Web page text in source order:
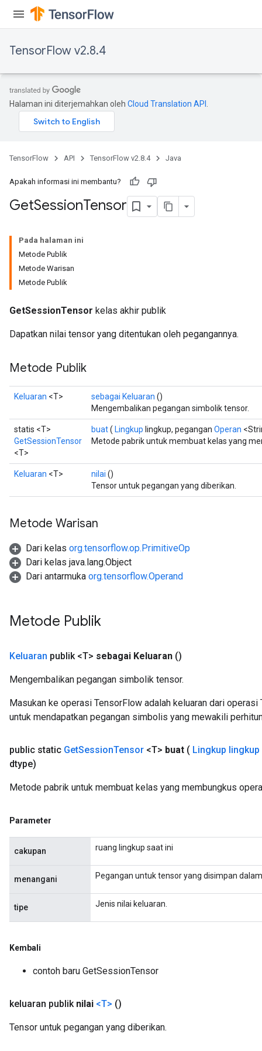
TensorFlow v2.8.4
Halaman ini diterjemahkan oleh Cloud Translation API
TensorFlow API TensorFlow v2.8.4 Java
Apakah informasi ini membantu?
GetSessionTensor
Pada halaman ini
Metode Publik
Metode Warisan
Metode Publik
GetSessionTensor kelas akhir publik
Dapatkan nilai tensor yang ditentukan oleh pegangannya.
Metode Publik
Keluaran <T> sebagai Keluaran ()
Mengembalikan pegangan simbolik tensor.
statis <T>
GetSessionTensor
<T>
buat( Lingkup lingkup, pegangan Operan
Metode pabrik untuk membuat kelas yang
Keluaran <T> nilai ()
Tensor untuk pegangan yang diberikan.
Metode Warisan
Dari kelas org.tensorflow.op.PrimitiveOp
Dari kelas java.lang.Object
Dari antarmuka org.tensorflow.Operand
Metode Publik
Keluaran publik <T> sebagai Keluaran ()
Mengembalikan pegangan simbolik tensor.
Masukan ke operasi TensorFlow adalah keluaran dari
untuk mendapatkan pegangan simbolis yang mewakili
public static GetSessionTensor <T> buat ( Lingkup lingkup
dtype)
Metode pabrik untuk membuat kelas yang membungkus
Parameter
cakupan ruang lingkup saat ini
menangani Pegangan untuk tensor yang disimpan
tipe Jenis nilai keluaran.
Kembali
contoh baru GetSessionTensor
keluaran publik nilai <T> ()
Tensor untuk pegangan yang diberikan.